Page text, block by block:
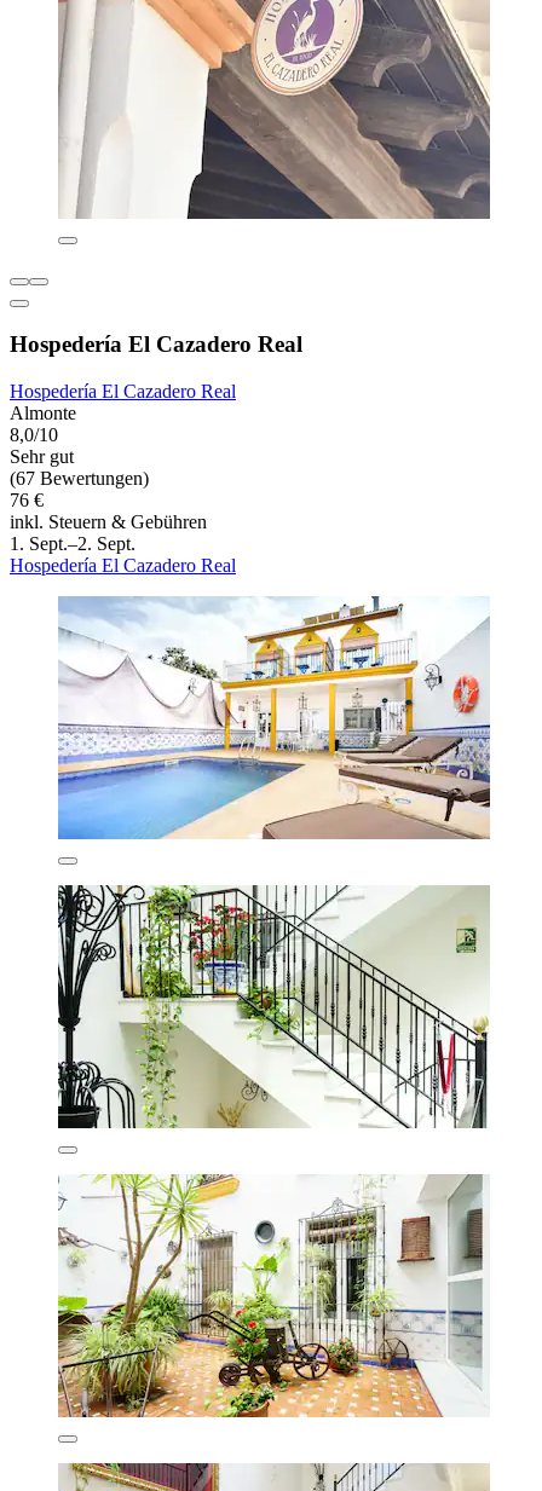
Hospedería El Cazadero Real
Hospedería El Cazadero Real
Almonte
8,0/10
Sehr gut
(67 Bewertungen)
76 €
inkl. Steuern & Gebühren
1. Sept.–2. Sept.
Hospedería El Cazadero Real